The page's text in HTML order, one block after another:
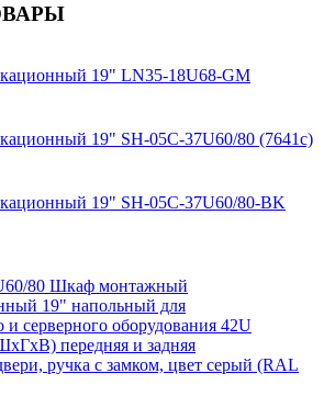
19" LN35-18U68-GM
19" SH-05C-37U60/80 (7641c)
19" SH-05C-37U60/80-BK
80 Шкаф монтажный
19" напольный для
и серверного оборудования 42U
передняя и задняя
ручка с замком, цвет серый (RAL